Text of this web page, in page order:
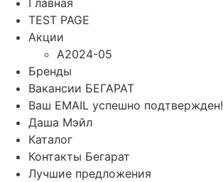
TEST PAGE
Акции
A2024-05
Бренды
Вакансии БЕГАРАТ
Ваш EMAIL успешно подтвержден!
Даша Мэйл
Каталог
Контакты Бегарат
Лучшие предложения